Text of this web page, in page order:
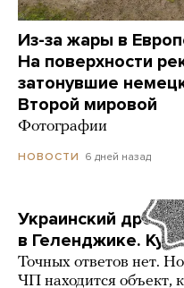
Из-за жары в
На поверхности
затонувшие
Второй мировой
Фотографии
НОВОСТИ 6 дней назад
Украинский дрон
в Геленджике.
Точных ответов нет.
ЧП находится объект,